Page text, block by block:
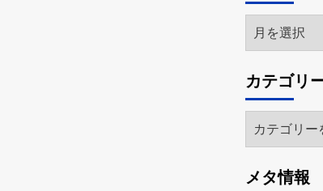
ア
ー
イ
ブ
カテゴリ
テ
リ
メタ情報